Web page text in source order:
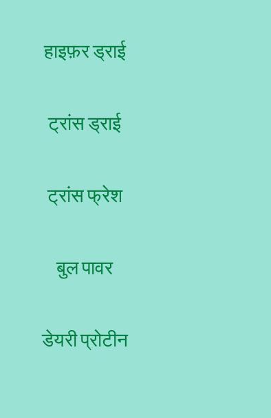
हाइफ़र ड्राई
ट्रांस ड्राई
ट्रांस फ्रेश
बुल पावर
डेयरी प्रोटीन